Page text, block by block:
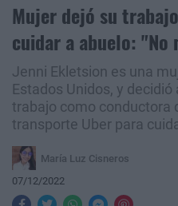
Mujer dejó su
cuidar a abuelo: "No
Jenni Ekletsion es una
Estados Unidos, y
trabajo como conductora
transporte Uber para
María Luz Cisneros
07/12/2022